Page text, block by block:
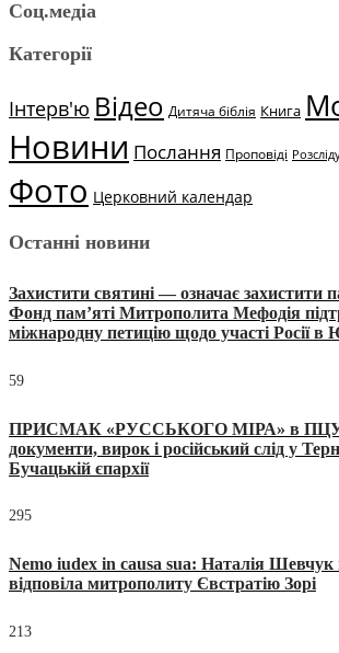
Соц.медіа
Категорії
Інтерв'ю Відео Дитяча біблія Книга
Новини Послання Проповіді
Фото Церковний календар
Останні новини
Захистити святині — означає захистити
Фонд пам’яті Митрополита Мефодія
міжнародну петицію щодо участі
59
ПРИСМАК «РУССЬКОГО МІРА» в ПЦУ:
документи, вирок і російський слід у
Бучацькій єпархії
295
Nemo iudex in causa sua: Наталія Шевчук
відповіла митрополиту Євстратію Зорі
213